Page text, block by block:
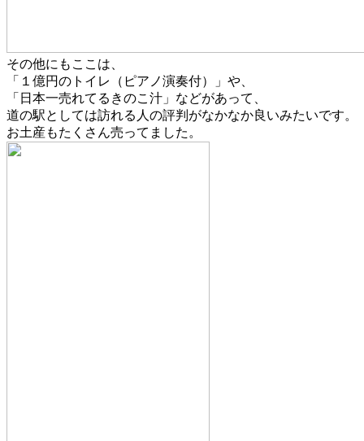
その他にもここは、
「１億円のトイレ（ピアノ演奏付）」や、
「日本一売れてるきのこ汁」などがあって、
道の駅としては訪れる人の評判がなかなか良いみたいです。
お土産もたくさん売ってました。